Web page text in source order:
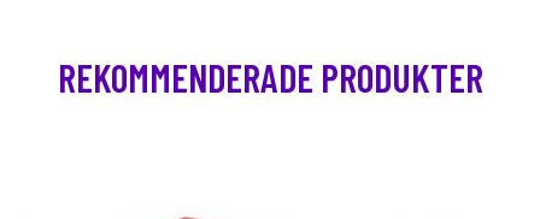
REKOMMENDERADE PRODUKTER